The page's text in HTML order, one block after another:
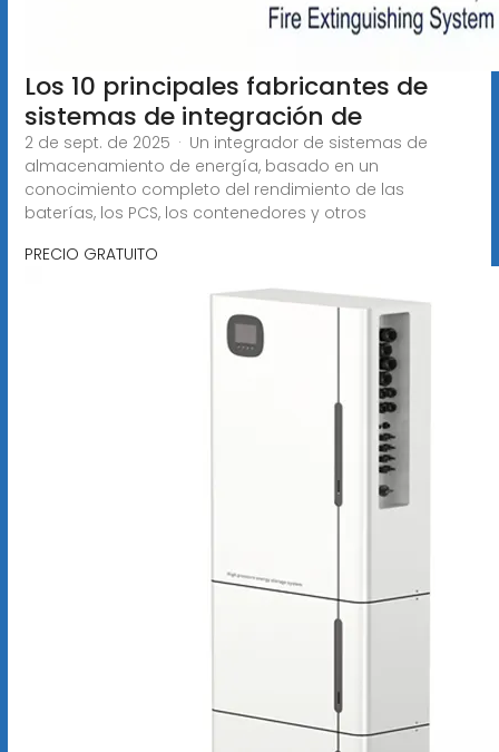
Los 10 principales fabricantes de
sistemas de integración de
2 de sept. de 2025 · Un integrador de sistemas de
almacenamiento de energía, basado en un
conocimiento completo del rendimiento de las
baterías, los PCS, los contenedores y otros
PRECIO GRATUITO